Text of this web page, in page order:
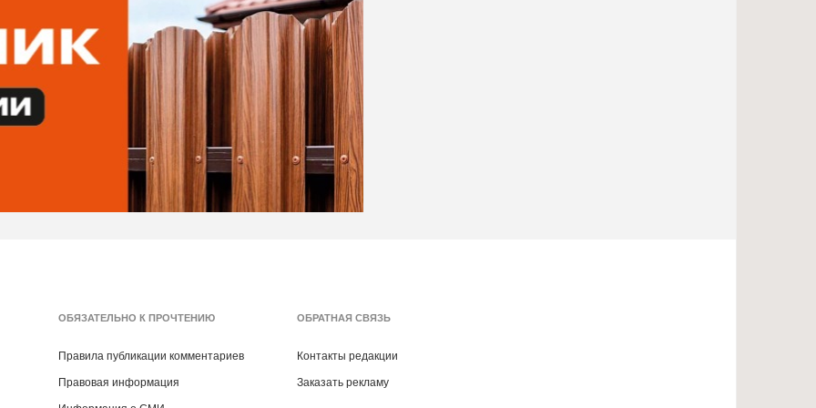
ОБЯЗАТЕЛЬНО К ПРОЧТЕНИЮ
Правила публикации комментариев
Правовая информация
ОБРАТНАЯ СВЯЗЬ
Контакты редакции
Заказать рекламу